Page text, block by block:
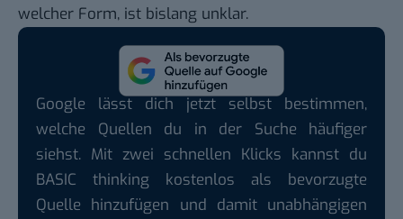
welcher Form, ist bislang unklar.
Google lässt dich jetzt selbst bestimmen,
welche Quellen du in der Suche häufiger
siehst. Mit zwei schnellen Klicks kannst du
BASIC thinking kostenlos als bevorzugte
Quelle hinzufügen und damit unabhängigen